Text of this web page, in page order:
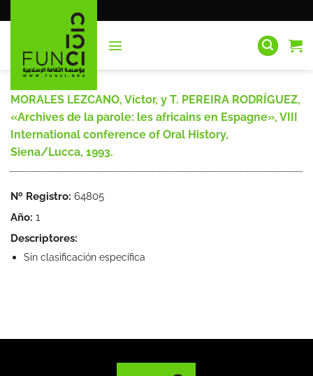
al
MORALES LEZCANO, Víctor, y T. PEREIRA RODRÍGUEZ,
«Archives de la parole: les africains en Espagne», VIII
International conference of Oral History,
Siena/Lucca, 1993.
Nº Registro: 64805
Año: 1
Descriptores:
Sin clasificación específica